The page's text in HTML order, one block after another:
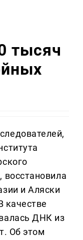
тысяч
восстановила
и Аляски
качестве
ДНК из
Об этом